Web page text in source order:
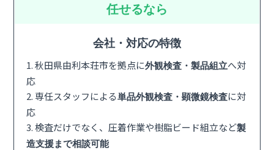
任せるなら
会社・対応の特徴
1. 秋田県由利本荘市を拠点に外観検査・製品組立へ対
応
2. 専任スタッフによる単品外観検査・顕微鏡検査に対
応
3. 検査だけでなく、圧着作業や樹脂ビード組立など製
造支援まで相談可能